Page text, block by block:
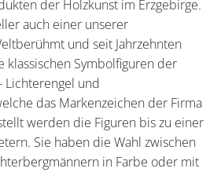
der Holzkunst im Erzgebirge.
auch einer unserer
und seit Jahrzehnten
klassischen Symbolfiguren der
Lichterengel und
das Markenzeichen der Firma
werden die Figuren bis zu einer
Sie haben die Wahl zwischen
in Farbe oder mit